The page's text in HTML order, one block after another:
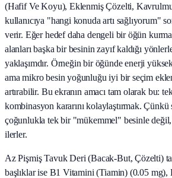
(Hafif Ve Koyu), Eklenmiş Çözelti,
kullanıcıya "hangi konuda artı sağlıyorum"
verir. Eğer hedef daha dengeli bir öğün
alanları başka bir besinin zayıf kaldığı
yaklaşımdır. Örneğin bir öğünde enerji
ama mikro besin yoğunluğu iyi bir seçim
artırabilir. Bu ekranın amacı tam olarak bu:
kombinasyon kararını kolaylaştırmak.
çoğunlukla tek bir "mükemmel" besinle değil,
ilerler.
Az Pişmiş Tavuk Deri (Bacak‑But, Çözelti)
başlıklar ise B1 Vitamini (Tiamin) (0.05 mg),